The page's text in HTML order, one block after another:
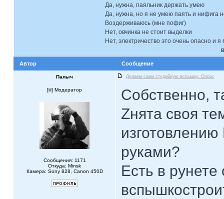
Да, нужна, паяльник держать умею
Да, нужна, но я не умею паять и нифига
Воздерживаюсь (мне пофиг)
Нет, овчинка не стоит выделки
Нет, электричество это очень опасно и я
Автор Сообщение
Палыч Делаем сами студийную вспышку. Опрос
[ ] Модератор
Сообщения: 1171
Откуда: Minsk
Камера: Sony 828, Canon 450D
Собственно,
Zнята своя
руками?
Есть в